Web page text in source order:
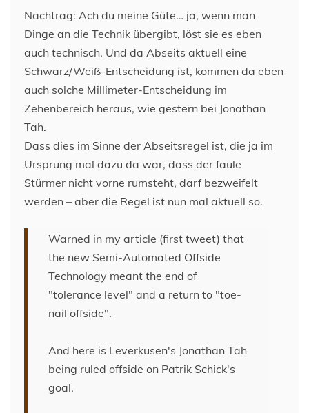
Nachtrag: Ach du meine Güte… ja, wenn man
Dinge an die Technik übergibt, löst sie es eben
auch technisch. Und da Abseits aktuell eine
Schwarz/Weiß-Entscheidung ist, kommen da eben
auch solche Millimeter-Entscheidung im
Zehenbereich heraus, wie gestern bei Jonathan
Tah.
Dass dies im Sinne der Abseitsregel ist, die ja im
Ursprung mal dazu da war, dass der faule
Stürmer nicht vorne rumsteht, darf bezweifelt
werden – aber die Regel ist nun mal aktuell so.
Warned in my article (first tweet) that
the new Semi-Automated Offside
Technology meant the end of
"tolerance level" and a return to "toe-
nail offside".
And here is Leverkusen's Jonathan Tah
being ruled offside on Patrik Schick's
goal.